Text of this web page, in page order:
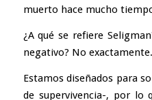
muerto hace mucho
¿A qué se refiere
negativo? No exactamente.
Estamos diseñados para
de supervivencia-, por lo